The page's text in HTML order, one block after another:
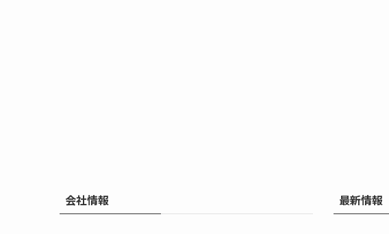
会社情報 最新情報